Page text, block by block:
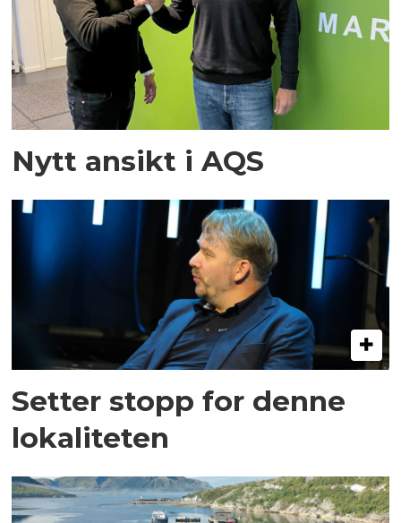
Nytt ansikt i AQS
Setter stopp for denne
lokaliteten